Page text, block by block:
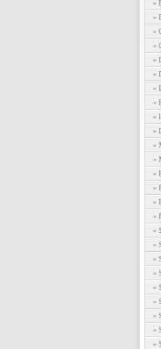
»
»
»
»
»
»
»
»
»
»
»
»
»
»
»
»
»
»
»
»
»
»
»
»
»